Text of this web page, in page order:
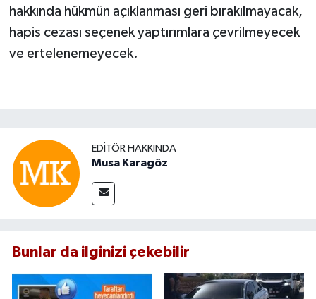
hakkında hükmün açıklanması geri bırakılmayacak,
hapis cezası seçenek yaptırımlara çevrilmeyecek
ve ertelenemeyecek.
EDITÖR HAKKINDA
Musa Karagöz
Bunlar da ilginizi çekebilir